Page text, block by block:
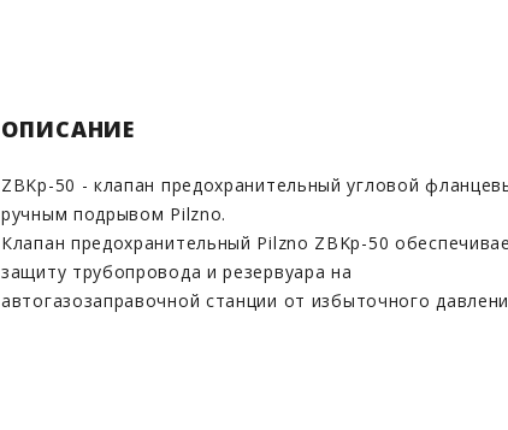
ОПИСАНИЕ
ZBKp-50 - клапан предохранительный угловой
ручным подрывом Pilzno.
Клапан предохранительный Pilzno ZBKp-50
защиту трубопровода и резервуара на
автогазозаправочной станции от избыточного